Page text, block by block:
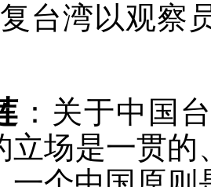
台湾以观察
：关于中国
立场是一贯